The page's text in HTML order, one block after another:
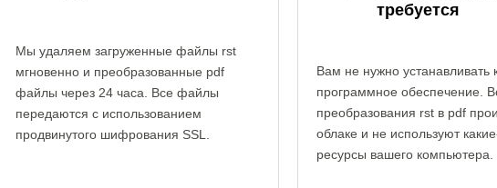
Мы удаляем загруженные файлы rst
мгновенно и преобразованные pdf
файлы через 24 часа. Все файлы
передаются с использованием
продвинутого шифрования SSL.
требуется
Вам не нужно устанавливать
программное обеспечение.
преобразования rst в pdf
облаке и не используют
ресурсы вашего компьютера.